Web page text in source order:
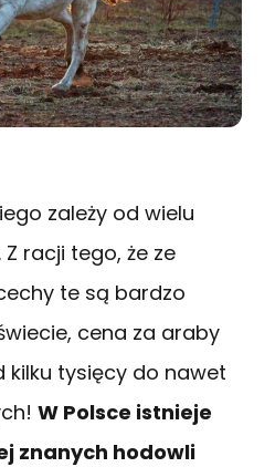
zależy od wielu
racji tego, że ze
te są bardzo
cena za araby
kilku tysięcy do nawet
W Polsce istnieje
znanych hodowli